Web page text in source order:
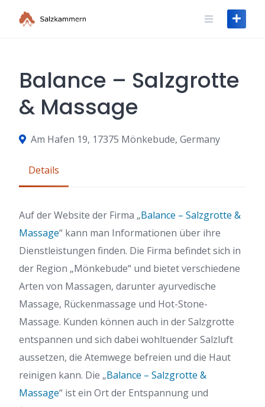
Balance – Salzgrotte
& Massage
Am Hafen 19, 17375 Mönkebude, Germany
Details
Auf der Website der Firma „Balance – Salzgrotte &
Massage“ kann man Informationen über ihre
Dienstleistungen finden. Die Firma befindet sich in
der Region „Mönkebude“ und bietet verschiedene
Arten von Massagen, darunter ayurvedische
Massage, Rückenmassage und Hot-Stone-
Massage. Kunden können auch in der Salzgrotte
entspannen und sich dabei wohltuender Salzluft
aussetzen, die Atemwege befreien und die Haut
reinigen kann. Die „Balance – Salzgrotte &
Massage“ ist ein Ort der Entspannung und